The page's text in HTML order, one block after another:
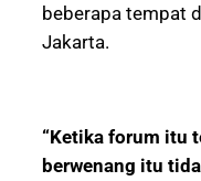
beberapa tempat
Jakarta.
“Ketika forum itu
berwenang itu